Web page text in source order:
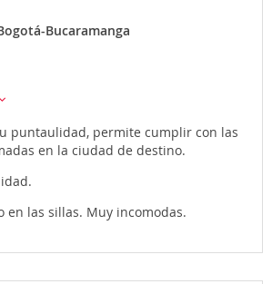
Bucaramanga
puntaulidad, permite cumplir con las
en la ciudad de destino.
en las sillas. Muy incomodas.